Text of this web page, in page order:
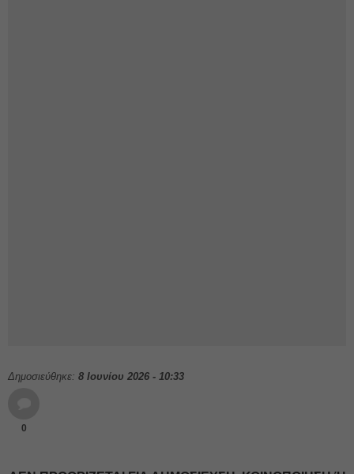
Δημοσιεύθηκε: 8 Ιουνίου 2026 - 10:33
0